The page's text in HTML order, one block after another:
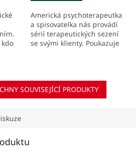
Americká psychoterapeutka
a spisovatelka nás provádí
sérií terapeutických sezení
se svými klienty. Poukazuje
SOUVISEJÍCÍ PRODUKTY